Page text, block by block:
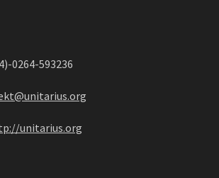
0264-593236
unitarius.org